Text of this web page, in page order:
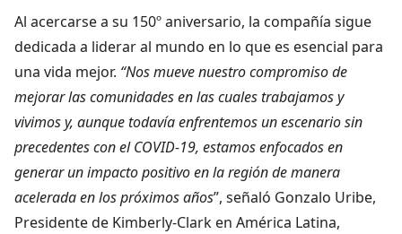
Al acercarse a su 150º aniversario, la compañía sigue
dedicada a liderar al mundo en lo que es esencial para
una vida mejor. “Nos mueve nuestro compromiso de
mejorarlas comunidades en las cuales trabajamos y
vivimos y, aunque todavía enfrentemos un escenario sin
precedentes con el COVID-19, estamos enfocados en
generar un impacto positivo en la región de manera
acelerada en los próximos años”, señaló Gonzalo Uribe,
Presidente de Kimberly-Clark en América Latina,